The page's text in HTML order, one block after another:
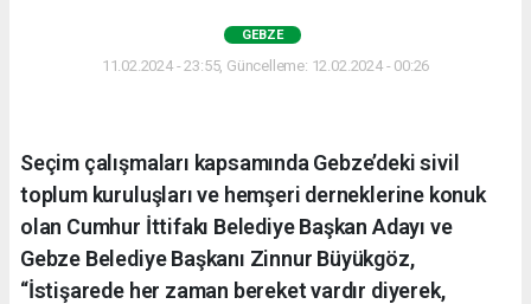
GEBZE
11.02.2024 - 23:55, Güncelleme: 12.02.2024 - 00:26
Seçim çalışmaları kapsamında Gebze’deki sivil
toplum kuruluşları ve hemşeri derneklerine konuk
olan Cumhur İttifakı Belediye Başkan Adayı ve
Gebze Belediye Başkanı Zinnur Büyükgöz,
“İstişarede her zaman bereket vardır diyerek,